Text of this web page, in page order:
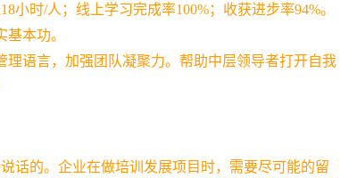
时/人；线上学习完成率100%；收获进步率94%。
本功。
语言，加强团队凝聚力。 帮助中层领导者打开自我
话的。企业在做培训发展项目时，需要尽可能的留